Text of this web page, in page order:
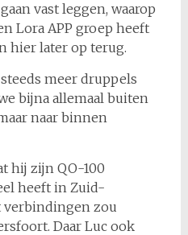
vast leggen, waarop
Lora APP groep heeft
hier later op terug.
meer druppels
bijna allemaal buiten
naar binnen
hij zijn QO-100
heeft in Zuid-
verbindingen zou
Daar Luc ook